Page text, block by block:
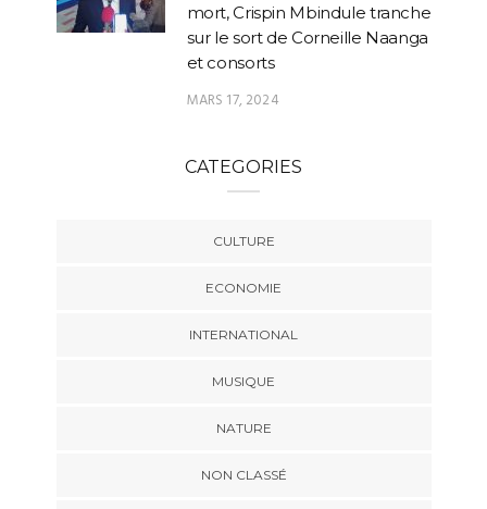
mort, Crispin Mbindule tranche
sur le sort de Corneille Naanga
et consorts
MARS 17, 2024
CATEGORIES
CULTURE
ECONOMIE
INTERNATIONAL
MUSIQUE
NATURE
NON CLASSÉ